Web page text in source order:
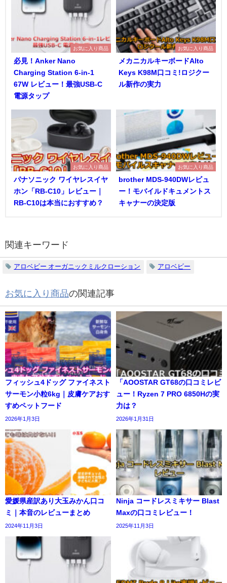
お気に入り商品
必見！Anker Nano
Charging Station 6-in-1
67W レビュー！最強USB-C
電源タップ
お気に入り商品
メカニカルキーボードAlto
Keys K98M口コミ!ロジクー
ル新作の実力
お気に入り商品
パナソニック ワイヤレスイヤ
ホン「RB-C10」レビュー｜
RB-C10は本当におすすめ？
お気に入り商品
brother MDS-940DWレビュ
ー！モバイルドキュメントス
キャナーの決定版
関連キーワード
アロベビー オーガニックミルクローション アロベビー
お気に入り商品の関連記事
フィッシュ4ドッグ ファイネスト
サーモン小粒6kg｜皮膚ケアおす
すめペットフード
2026年1月3日
「AOOSTAR GT68の口コミレビ
ュー！Ryzen 7 PRO 6850Hの実
力は？
2026年1月31日
愛媛県産訳あり大玉みかん口コ
ミ｜本音のレビューまとめ
2024年11月3日
Ninja コードレスミキサー Blast
Maxの口コミレビュー！
2025年11月3日